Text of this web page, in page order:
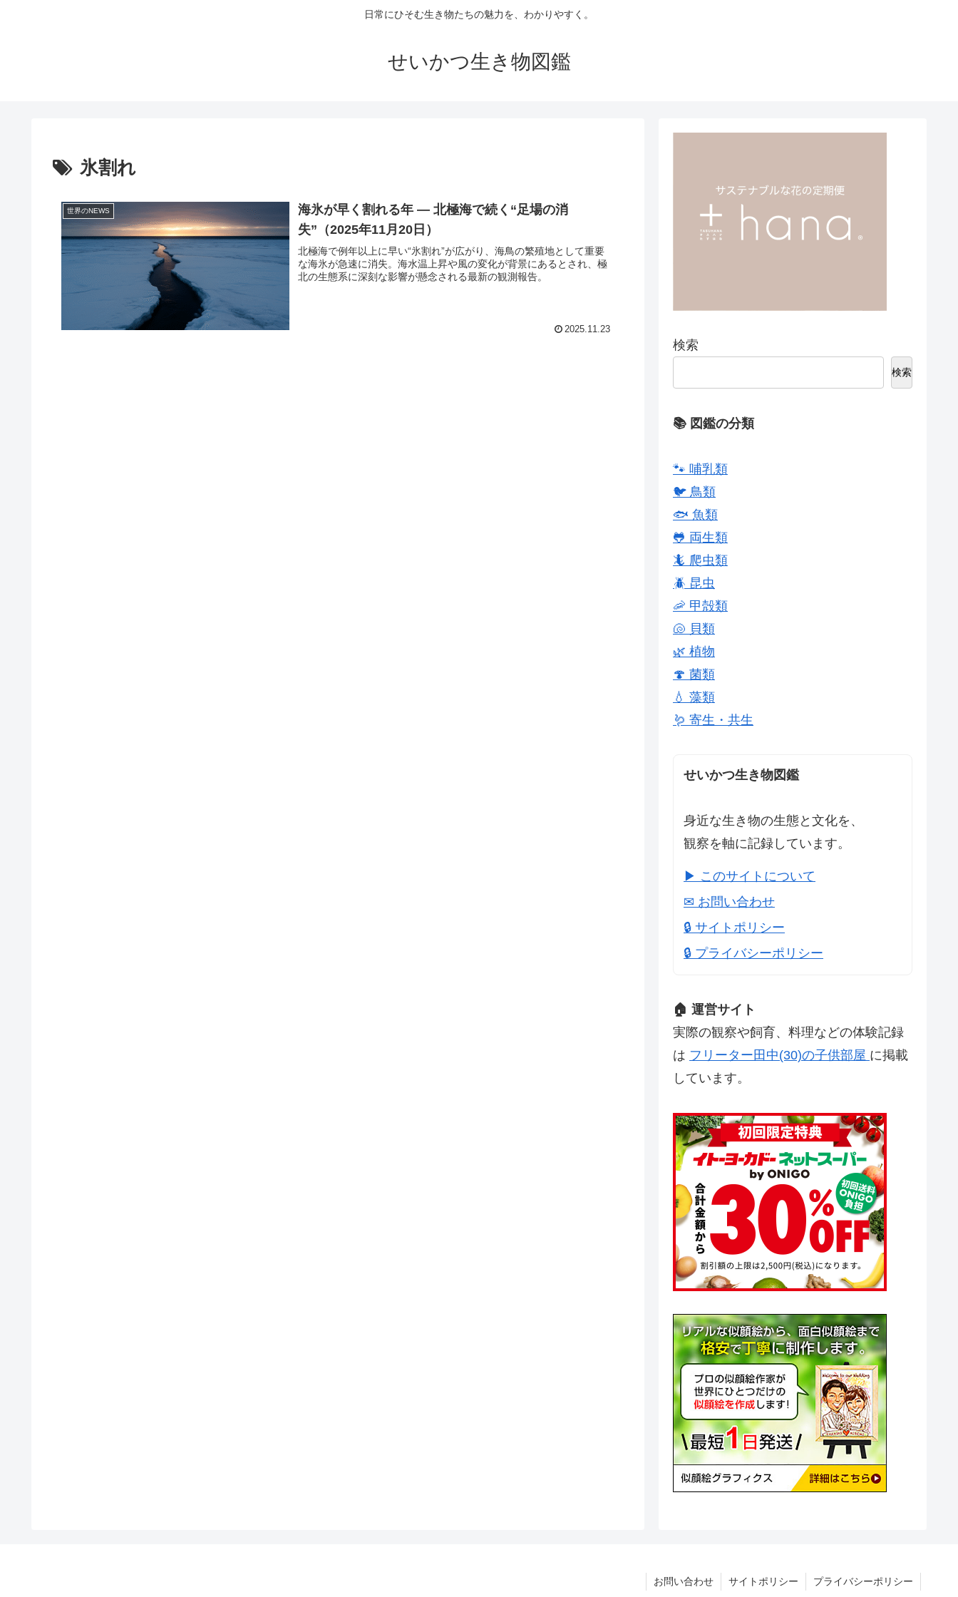
日常にひそむ生き物たちの魅力を、わかりやすく。
せいかつ生き物図鑑
氷割れ
世界のNEWS
海氷が早く割れる年 ― 北極海で続く“足場の消
失”（2025年11月20日）
北極海で例年以上に早い“氷割れ”が広がり、海鳥の繁殖地として重要
な海氷が急速に消失。海水温上昇や風の変化が背景にあるとされ、極
北の生態系に深刻な影響が懸念される最新の観測報告。
2025.11.23
検索
検索
📚 図鑑の分類
🐾 哺乳類
🐦 鳥類
🐟 魚類
🐸 両生類
🦎 爬虫類
🪲 昆虫
🦐 甲殻類
🐚 貝類
🌿 植物
🍄 菌類
💧 藻類
🪱 寄生・共生
せいかつ生き物図鑑
身近な生き物の生態と文化を、
観察を軸に記録しています。
▶ このサイトについて
✉ お問い合わせ
🔒 サイトポリシー
🔒 プライバシーポリシー
🏠 運営サイト
実際の観察や飼育、料理などの体験記録
は フリーター田中(30)の子供部屋 に掲載
しています。
お問い合わせ サイトポリシー プライバシーポリシー